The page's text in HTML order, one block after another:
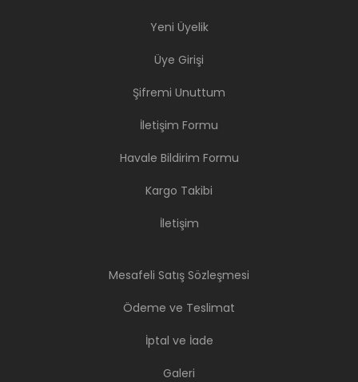
Yeni Üyelik
Üye Girişi
Şifremi Unuttum
İletişim Formu
Havale Bildirim Formu
Kargo Takibi
İletişim
Mesafeli Satış Sözleşmesi
Ödeme ve Teslimat
İptal ve İade
Galeri